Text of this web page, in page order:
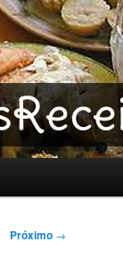
Próximo →